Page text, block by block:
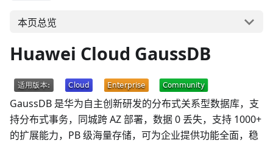
本页总览
Huawei Cloud GaussDB
GaussDB 是华为自主创新研发的分布式关系型数据库，支
持分布式事务，同城跨 AZ 部署，数据 0 丢失，支持 1000+
的扩展能力，PB 级海量存储，可为企业提供功能全面，稳